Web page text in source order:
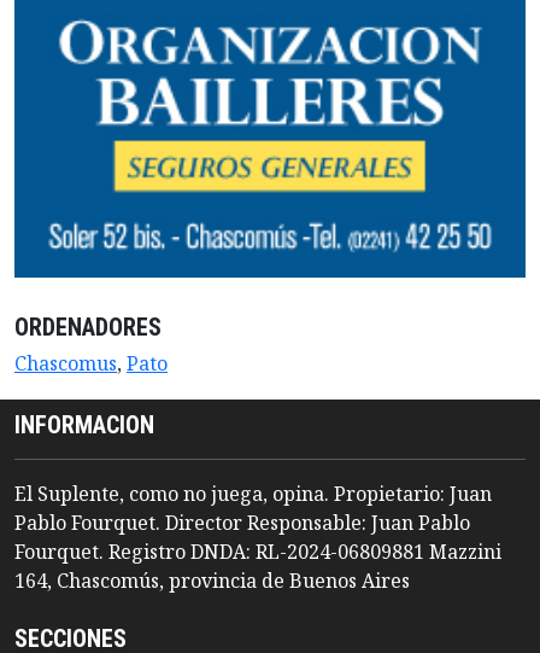
ORDENADORES
Chascomus,Pato
INFORMACION
El Suplente, como no juega, opina. Propietario: Juan
Pablo Fourquet. Director Responsable: Juan Pablo
Fourquet. Registro DNDA: RL-2024-06809881 Mazzini
164, Chascomús, provincia de Buenos Aires
SECCIONES